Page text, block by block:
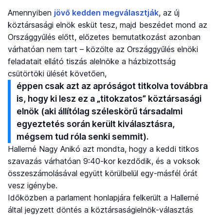
Amennyiben jövő kedden megválasztják, az új
köztársasági elnök esküt tesz, majd beszédet mond az
Országgyűlés előtt, előzetes bemutatkozást azonban
várhatóan nem tart – közölte az Országgyűlés elnöki
feladatait ellátó tiszás alelnöke a házbizottság
csütörtöki ülését követően,
éppen csak azt az apróságot titkolva továbbra
is, hogy ki lesz ez a „titokzatos” köztársasági
elnök (aki állítólag széleskörű társadalmi
egyeztetés során került kiválasztásra,
mégsem tud róla senki semmit).
Hallerné Nagy Anikó azt mondta, hogy a keddi titkos
szavazás várhatóan 9:40-kor kezdődik, és a voksok
összeszámolásával együtt körülbelül egy-másfél órát
vesz igénybe.
Időközben a parlament honlapjára felkerült a Hallerné
által jegyzett döntés a köztársaságielnök-választás